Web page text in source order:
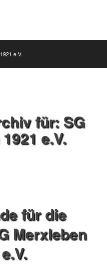
e.V.
für:SG
e.V.
für die
Merxleben